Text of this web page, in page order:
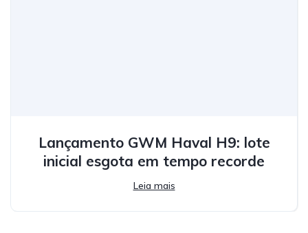
Lançamento GWM Haval H9: lote
inicial esgota em tempo recorde
Leia mais